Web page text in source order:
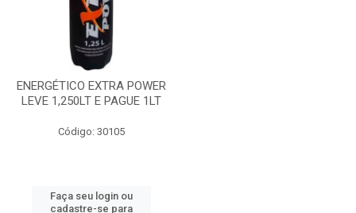
ENERGÉTICO EXTRA POWER
LEVE 1,250LT E PAGUE 1LT
Código: 30105
Faça seu login ou
cadastre-se para